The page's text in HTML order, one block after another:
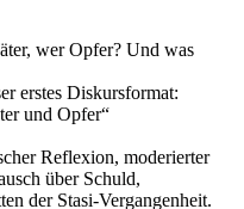
wer Opfer? Und was
erstes Diskursformat:
und Opfer“
Reflexion, moderierter
über Schuld,
der Stasi-Vergangenheit.